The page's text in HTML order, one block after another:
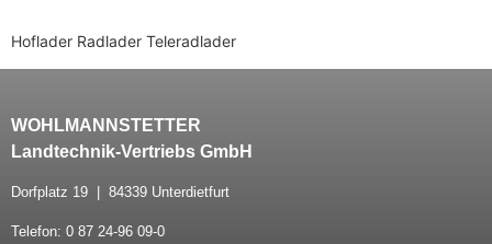
Hoflader Radlader Teleradlader
WOHLMANNSTETTER
Landtechnik-Vertriebs GmbH
Dorfplatz 19 | 84339 Unterdietfurt
Telefon: 0 87 24-96 09-0